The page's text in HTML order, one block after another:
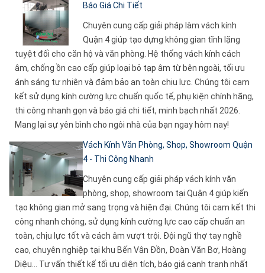
Báo Giá Chi Tiết
Chuyên cung cấp giải pháp làm vách kính
Quận 4 giúp tạo dựng không gian tĩnh lặng
tuyệt đối cho căn hộ và văn phòng. Hệ thống vách kính cách
âm, chống ồn cao cấp giúp loại bỏ tạp âm từ bên ngoài, tối ưu
ánh sáng tự nhiên và đảm bảo an toàn chịu lực. Chúng tôi cam
kết sử dụng kính cường lực chuẩn quốc tế, phụ kiện chính hãng,
thi công nhanh gọn và báo giá chi tiết, minh bạch nhất 2026.
Mang lại sự yên bình cho ngôi nhà của bạn ngay hôm nay!
Vách Kính Văn Phòng, Shop, Showroom Quận
4 - Thi Công Nhanh
Chuyên cung cấp giải pháp vách kính văn
phòng, shop, showroom tại Quận 4 giúp kiến
tạo không gian mở sang trọng và hiện đại. Chúng tôi cam kết thi
công nhanh chóng, sử dụng kính cường lực cao cấp chuẩn an
toàn, chịu lực tốt và cách âm vượt trội. Đội ngũ thợ tay nghề
cao, chuyên nghiệp tại khu Bến Vân Đồn, Đoàn Văn Bơ, Hoàng
Diệu... Tư vấn thiết kế tối ưu diện tích, báo giá cạnh tranh nhất